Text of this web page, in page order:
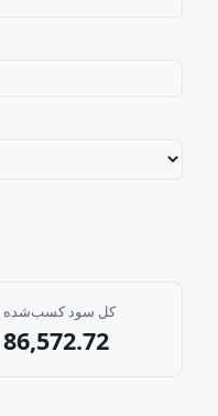
کل سود کسب‌شده
86,572.72